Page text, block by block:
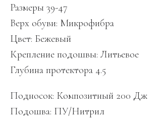
Размеры 39-47
Верх обуви: Микрофибра
Цвет: Бежевый
Крепление подошвы: Литьевое
Глубина протектора 4.5
Подносок: Композитный 200 Дж
Подошва: ПУ/Нитрил